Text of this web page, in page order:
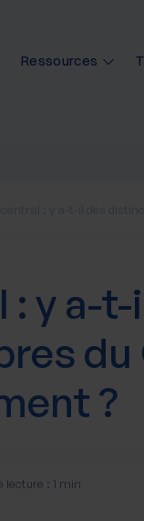
Ressources
: y a-
du
?
lecture : 1 min